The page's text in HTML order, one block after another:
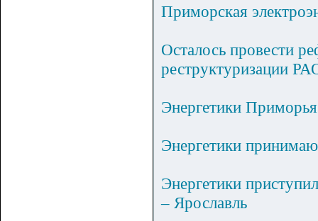
Приморская
Осталось провести
реструктуризации
Энергетики
Энергетики
Энергетики
– Ярославль